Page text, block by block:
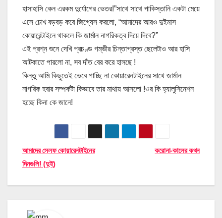
হাসাহাসি কেন এরকম দুর্যোগের ভেতর!”সাথে সাথে পাকিস্তানি একটা মেয়ে
এসে চোখ বড়বড় করে জিগ্যেস করলো, “আমাদের আরও দুইমাস
কোয়ারেন্টাইনে থাকলে কি জার্মান নাগরিকত্ব দিয়ে দিবে?”
এই প্রশ্ন শুনে দেখি প্রচণ্ড গম্ভীর চিন্তাগ্রস্ত ছেলেটাও আর হাসি
আটকাতে পারলো না, সব দাঁত বের করে হাসছে !
কিন্তু আমি কিছুতেই ভেবে পাচ্ছি না কোয়ারেনটাইনের সাথে জার্মান
নাগরিক হবার সম্পর্কটা কিভাবে তার মাথায় আসলো !ওর কি হ্যালুসিনেশন
হচ্ছে কিনা কে জানে!
Post
navigation
করোনা-কালের কথন
আমাদের সেলফ কোয়ারেনটাইনের
দিনগুলি! (দুই)